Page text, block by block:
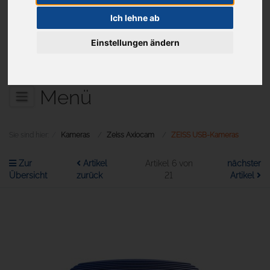
Ich lehne ab
Einstellungen ändern
Menü
Sie sind hier: Kameras Zeiss Axiocam ZEISS USB-Kameras
Zur
Übersicht
Artikel
zurück
Artikel 6 von
21
nächster
Artikel